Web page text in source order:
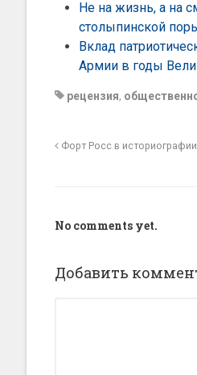
Не на жизнь, а на
столыпинской
Вклад
Армии в годы
рецензия,
Форт Росс в
No comments yet.
Добавить